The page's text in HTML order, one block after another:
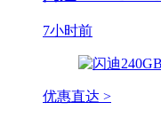
7小时前
优惠直达 >